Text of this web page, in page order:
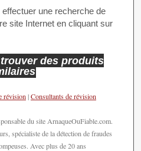
une recherche de
site Internet en cliquant sur
des produits
révision|Consultants de révision
du site ArnaqueOuFiable.com.
spécialiste de la détection de fraudes
Avec plus de 20 ans